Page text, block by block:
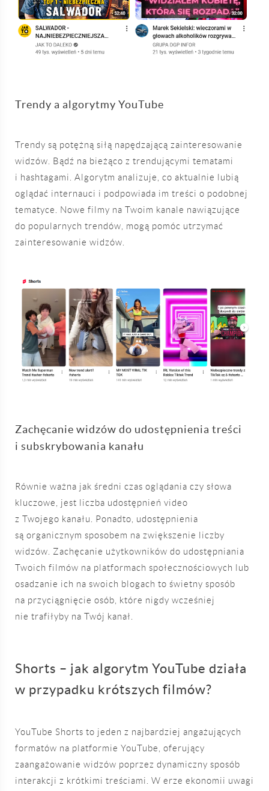
Trendy a algorytmy YouTube
Trendy są potężną siłą napędzającą zainteresowanie
widzów. Bądź na bieżąco z trendującymi tematami
i hashtagami. Algorytm analizuje, co aktualnie lubią
oglądać internauci i podpowiada im treści o podobnej
tematyce. Nowe filmy na Twoim kanale nawiązujące
do popularnych trendów, mogą pomóc utrzymać
zainteresowanie widzów.
Zachęcanie widzów do udostępnienia treści
i subskrybowania kanału
Równie ważna jak średni czas oglądania czy słowa
kluczowe, jest liczba udostępnień video
z Twojego kanału. Ponadto, udostępnienia
są organicznym sposobem na zwiększenie liczby
widzów. Zachęcanie użytkowników do udostępniania
Twoich filmów na platformach społecznościowych lub
osadzanie ich na swoich blogach to świetny sposób
na przyciągnięcie osób, które nigdy wcześniej
nie trafiłyby na Twój kanał.
Shorts – jak algorytm YouTube działa
w przypadku krótszych filmów?
YouTube Shorts to jeden z najbardziej angażujących
formatów na platformie YouTube, oferujący
zaangażowanie widzów poprzez dynamiczny sposób
interakcji z krótkimi treściami. W erze ekonomii uwagi